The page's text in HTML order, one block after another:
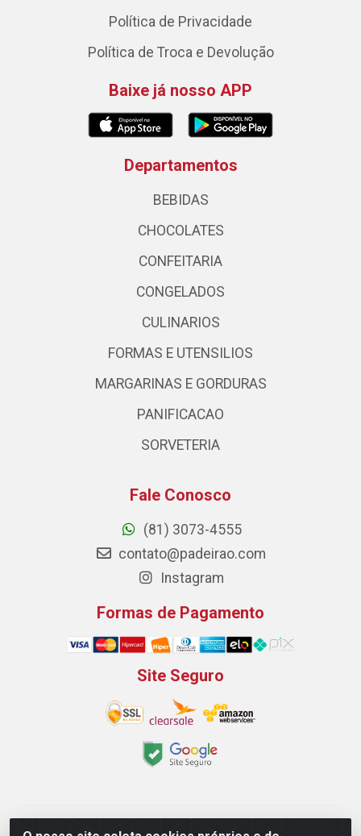
Política de Privacidade
Política de Troca e Devolução
Baixe já nosso APP
Departamentos
BEBIDAS
CHOCOLATES
CONFEITARIA
CONGELADOS
CULINARIOS
FORMAS E UTENSILIOS
MARGARINAS E GORDURAS
PANIFICACAO
SORVETERIA
Fale Conosco
(81) 3073-4555
contato@padeirao.com
Instagram
Formas de Pagamento
Site Seguro
Padeirão Comércio de Produtos Para Panificação LTDA